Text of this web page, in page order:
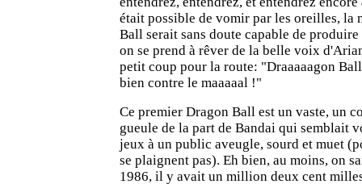
était possible de vomir par les oreilles, la
Ball serait sans doute capable de
on se prend à rêver de la belle voix
petit coup pour la route: "Draaaaagon
bien contre le maaaaal !"
Ce premier Dragon Ball est un vaste, un
gueule de la part de Bandai qui semblait
jeux à un public aveugle, sourd et muet
se plaignent pas). Eh bien, au moins, on
1986, il y avait un million deux cent